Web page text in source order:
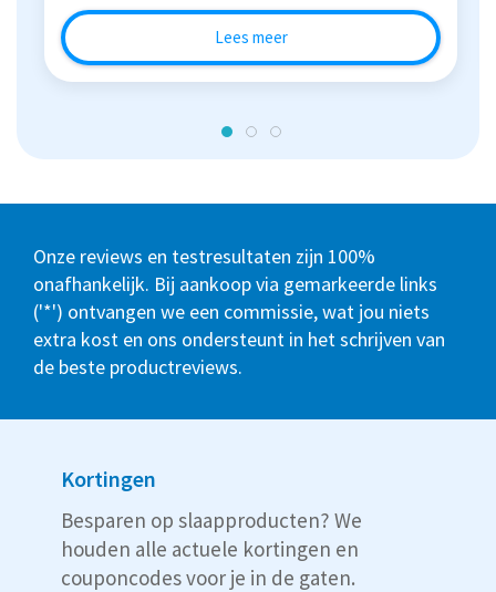
Lees meer
Onze reviews en testresultaten zijn 100%
onafhankelijk. Bij aankoop via gemarkeerde links
('*') ontvangen we een commissie, wat jou niets
extra kost en ons ondersteunt in het schrijven van
de beste productreviews.
Kortingen
Besparen op slaapproducten? We
houden alle actuele kortingen en
couponcodes voor je in de gaten.